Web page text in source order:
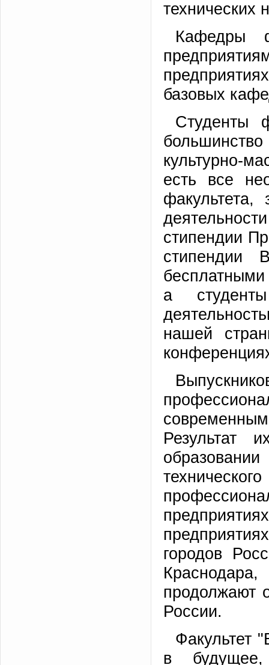
технических
Кафедры
базовых
Студенты
культурно-
есть все
стипендии
стипендии
а
нашей
Результат
городов
продолжают
России.
Факультет
в